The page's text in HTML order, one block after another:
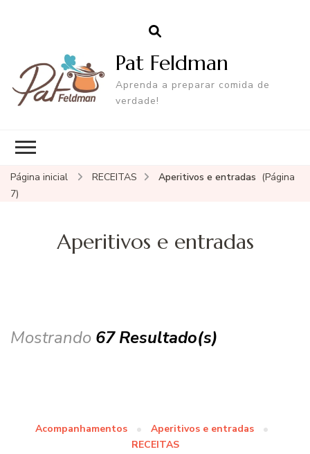
Pat Feldman
Aprenda a preparar comida de
verdade!
Página inicial RECEITAS Aperitivos e entradas (Página
7)
Aperitivos e entradas
Mostrando 67 Resultado(s)
Acompanhamentos
Aperitivos e entradas
RECEITAS